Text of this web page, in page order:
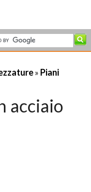
» Piani
acciaio